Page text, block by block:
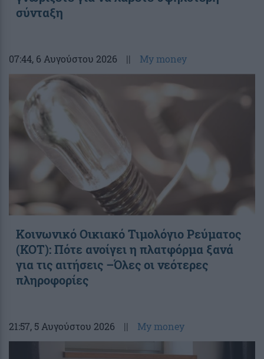
σύνταξη
07:44, 6 Αυγούστου 2026 || My money
Κοινωνικό Οικιακό Τιμολόγιο Ρεύματος
(ΚΟΤ): Πότε ανοίγει η πλατφόρμα ξανά
για τις αιτήσεις –Όλες οι νεότερες
πληροφορίες
21:57, 5 Αυγούστου 2026 || My money